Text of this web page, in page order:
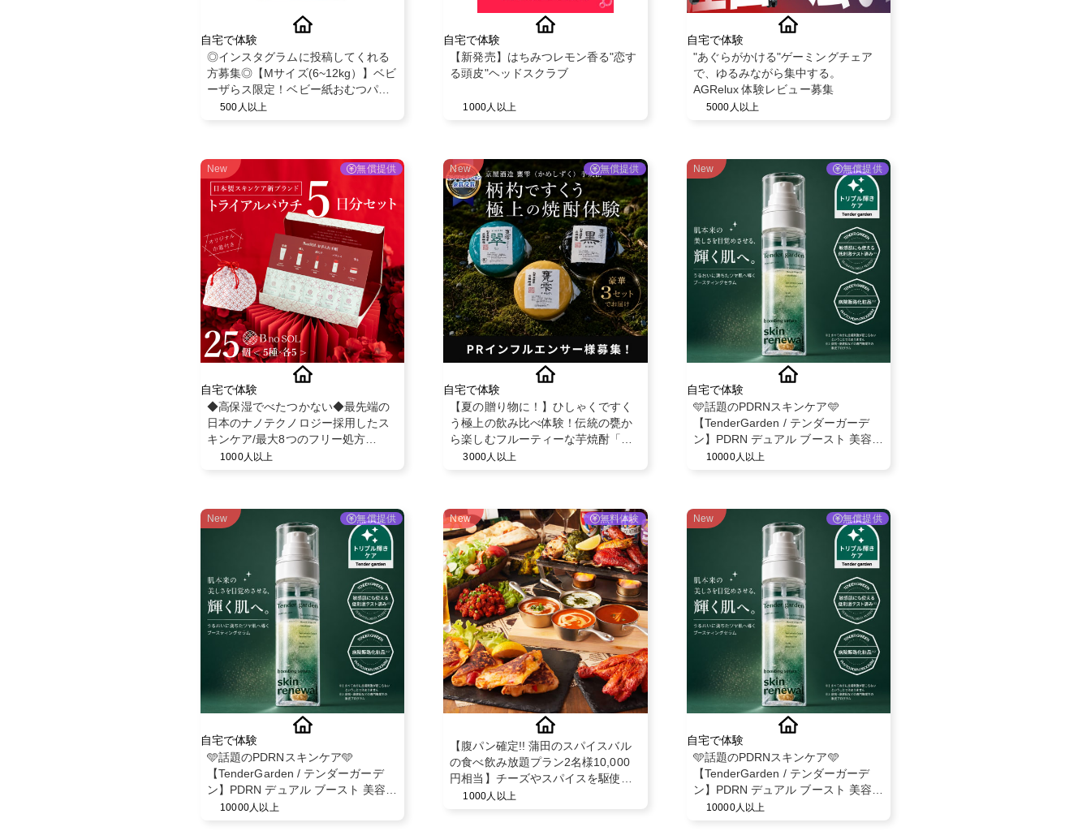
自宅で体験
◎インスタグラムに投稿してくれる
方募集◎【Mサイズ(6~12kg）】ベビ
ーザらス限定！ベビー紙おむつパン
ツ◎スヌーピーデザイン◎ベビー育
500人以上
自宅で体験
【新発売】はちみつレモン香る"恋す
る頭皮"ヘッドスクラブ
1000人以上
自宅で体験
"あぐらがかける"ゲーミングチェア
で、ゆるみながら集中する。
AGRelux 体験レビュー募集
5000人以上
New 無償提供
自宅で体験
◆高保湿でべたつかない◆最先端の
日本のナノテクノロジー採用したス
キンケア/最大8つのフリー処方
【BnoSOL(ビノソル) トライアルセ
1000人以上
New 無償提供
自宅で体験
【夏の贈り物に！】ひしゃくですく
う極上の飲み比べ体験！伝統の甕か
ら楽しむフルーティーな芋焼酎「甕
雫・甕雫翠・甕雫黒 900ml 3本セッ
3000人以上
New 無償提供
自宅で体験
🩵話題のPDRNスキンケア🩵
【TenderGarden / テンダーガーデ
ン】PDRN デュアル ブースト 美容液
ミスト モニター募集✨
10000人以上
New 無償提供
自宅で体験
🩵話題のPDRNスキンケア🩵
【TenderGarden / テンダーガーデ
ン】PDRN デュアル ブースト 美容液
ミスト モニター募集✨
10000人以上
New 無料体験
【腹パン確定!! 蒲田のスパイスバル
の食べ飲み放題プラン2名様10,000
円相当】チーズやスパイスを駆使し
た創作料理の食べ飲み放題を無償提
1000人以上
New 無償提供
自宅で体験
🩵話題のPDRNスキンケア🩵
【TenderGarden / テンダーガーデ
ン】PDRN デュアル ブースト 美容液
ミスト モニター募集✨
10000人以上